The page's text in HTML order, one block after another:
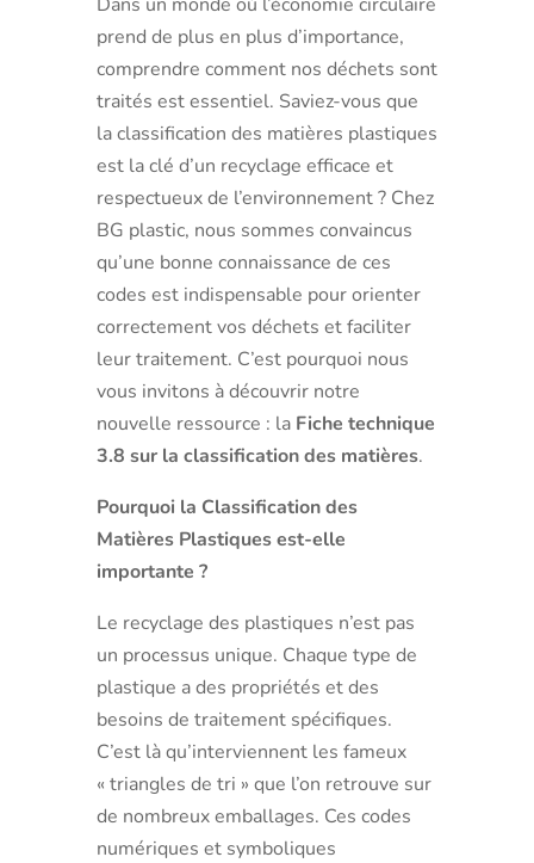
prend de plus en plus d’importance,
comprendre comment nos déchets sont
traités est essentiel. Saviez-vous que
la classification des matières plastiques
est la clé d’un recyclage efficace et
respectueux de l’environnement ? Chez
BG plastic, nous sommes convaincus
qu’une bonne connaissance de ces
codes est indispensable pour orienter
correctement vos déchets et faciliter
leur traitement. C’est pourquoi nous
vous invitons à découvrir notre
nouvelle ressource : la Fiche technique
3.8 sur la classification des matières.
Pourquoi la Classification des
Matières Plastiques est-elle
importante ?
Le recyclage des plastiques n’est pas
un processus unique. Chaque type de
plastique a des propriétés et des
besoins de traitement spécifiques.
C’est là qu’interviennent les fameux
« triangles de tri » que l’on retrouve sur
de nombreux emballages. Ces codes
numériques et symboliques